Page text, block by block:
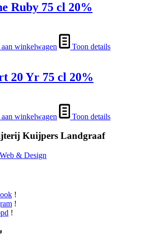
Ruby 75 cl 20%
winkelwagen Toon details
20 Yr 75 cl 20%
winkelwagen Toon details
Kuijpers Landgraaf
& Design
!
!
!